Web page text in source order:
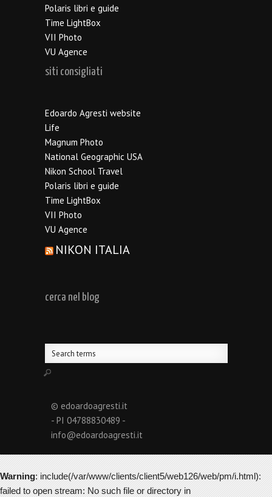
Polaris libri e guide
Time LightBox
VII Photo
VU Agence
siti consigliati
Edoardo Agresti website
Life
Magnum Photo
National Geographic USA
Nikon School Travel
Polaris libri e guide
Time LightBox
VII Photo
VU Agence
NIKON ITALIA
cerca nel blog
© edoardoagresti.it
- PI 04788830489 -
info@edoardoagresti.it
Warning: include(/var/www/clients/client5/web126/web/pm/i.html):
failed to open stream: No such file or directory in